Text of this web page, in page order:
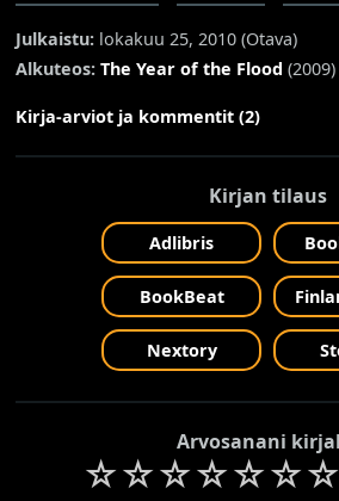
Julkaistu: lokakuu 25, 2010 (Otava)
Alkuteos: The Year of the Flood (2009)
Kirja-arviot ja kommentit (2)
Kirjan tilaus
Adlibris
BookBeat
Nextory
Arvosanani
☆☆☆☆☆☆☆